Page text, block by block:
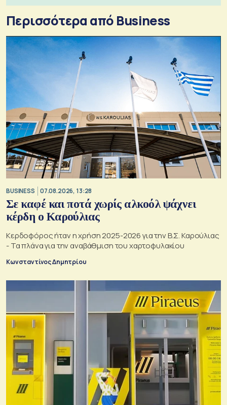
Περισσότερα από Business
BUSINESS 07.08.2026, 13:28
Σε καφέ και ποτά χωρίς αλκοόλ ψάχνει
κέρδη ο Καρούλιας
Κερδοφόρος ήταν η χρήση 2025-2026 για την Β.Σ. Καρούλιας
- Τα πλάνα για την αναβάθμιση του χαρτοφυλακίου
Κωνσταντίνος Δημητρίου